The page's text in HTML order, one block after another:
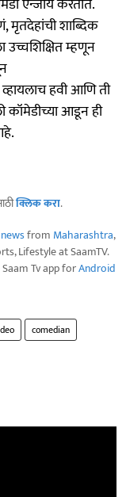
एन्जॉय करतात.
मृतदेहांची शाब्दिक
म्हणून
हवी आणि ती
कॉमेडीच्या आडून ही
क्लिक करा.
from Maharashtra,
Lifestyle at SaamTV.
Tv app forAndroid
comedian